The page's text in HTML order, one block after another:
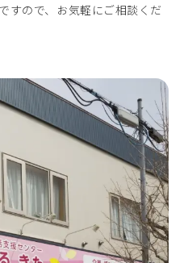
すので、お気軽にご相談くだ